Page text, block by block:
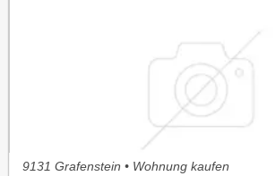
9131 Grafenstein • Wohnung kaufen